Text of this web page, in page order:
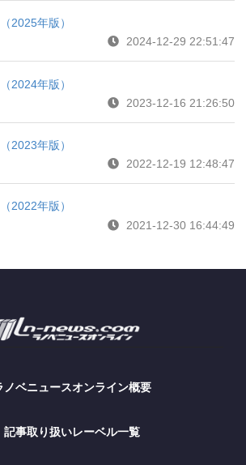
2025年版）
2024-12-29 22:51:47
2024年版）
2023-12-16 21:26:50
2023年版）
2022-12-19 12:48:47
2022年版）
2021-12-30 16:44:49
ノベニュースオンライン概要
記事取り扱いレーベル一覧